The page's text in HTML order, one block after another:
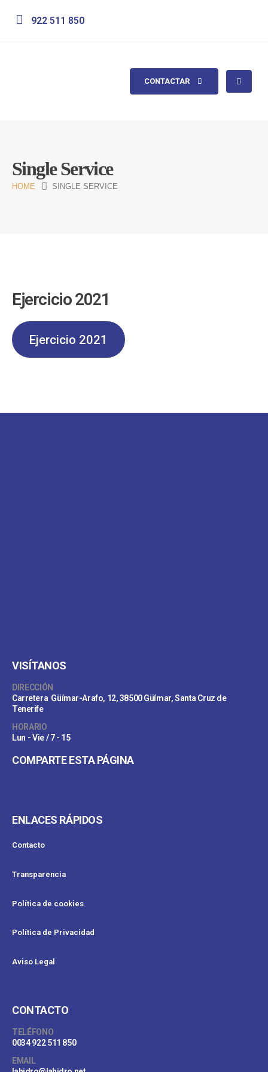
922 511 850
CONTACTAR
Single Service
HOME SINGLE SERVICE
Ejercicio 2021
Ejercicio 2021
VISÍTANOS
DIRECCIÓN
Carretera Güímar-Arafo, 12, 38500 Güímar, Santa Cruz de
Tenerife
HORARIO
Lun - Vie / 7 - 15
COMPARTE ESTA PÁGINA
ENLACES RÁPIDOS
Contacto
Transparencia
Política de cookies
Política de Privacidad
Aviso Legal
CONTACTO
TELÉFONO
0034 922 511 850
EMAIL